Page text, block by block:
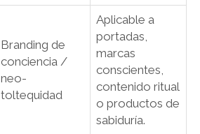
Branding de
conciencia /
neo-
toltequidad
Aplicable a
portadas,
marcas
conscientes,
contenido ritual
o productos de
sabiduría.